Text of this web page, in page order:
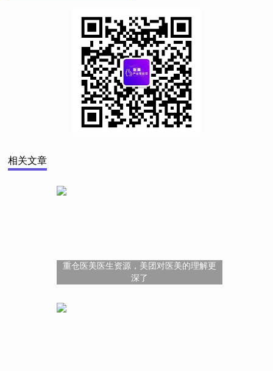
相关文章
重仓医美医生资源，美团对医美的理解更
深了